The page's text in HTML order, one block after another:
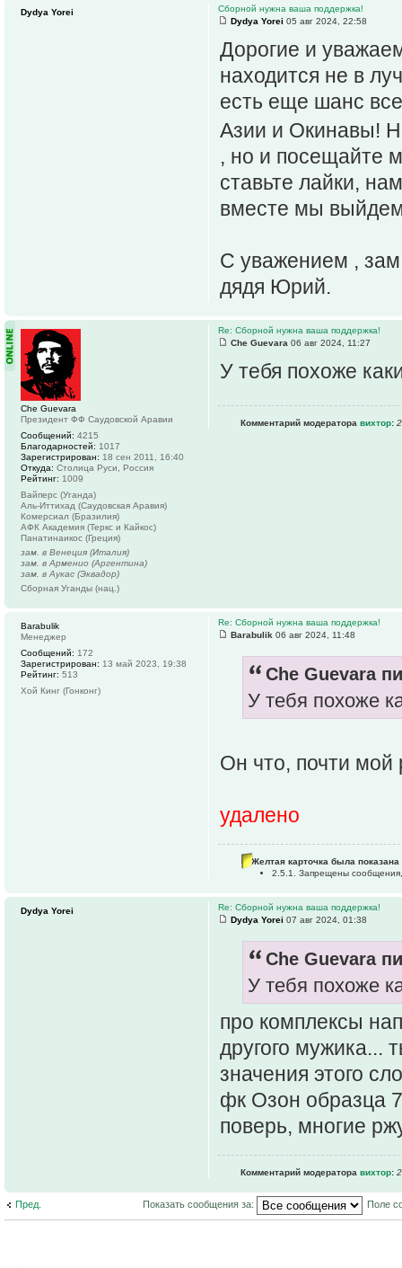
Сборной нужна ваша поддержка!
Dydya Yorei 05 авг 2024, 22:58
Дорогие и
находится не в
есть еще шанс
Азии и Окинавы!
, но и посещайте
ставьте лайки,
вместе мы
С уважением ,
дядя Юрий.
Dydya Yorei
Re: Сборной нужна ваша поддержка!
Che Guevara 06 авг 2024, 11:27
У тебя похоже
Комментарий модератора вихтор:
Che Guevara
Президент ФФ Саудовской Аравии
Сообщений: 4215
Благодарностей: 1017
Зарегистрирован: 18 сен 2011, 16:40
Откуда: Столица Руси, Россия
Рейтинг: 1009
Вайперс (Уганда)
Аль-Иттихад (Саудовская Аравия)
Комерсиал (Бразилия)
АФК Академия (Теркс и Кайкос)
Панатинаикос (Греция)
зам. в Венеция (Италия)
зам. в Арменио (Аргентина)
зам. в Аукас (Эквадор)
Сборная Уганды (нац.)
Re: Сборной нужна ваша поддержка!
Barabulik 06 авг 2024, 11:48
Che Guevara
У тебя похоже
Он что, почти мой
удалено
Желтая карточка была показана
2.5.1. Запрещены
Barabulik
Менеджер
Сообщений: 172
Зарегистрирован: 13 май 2023, 19:38
Рейтинг: 513
Хой Кинг (Гонконг)
Re: Сборной нужна ваша поддержка!
Dydya Yorei 07 авг 2024, 01:38
Che Guevara
У тебя похоже
про комплексы
другого мужика...
значения этого
фк Озон образца
поверь, многие
Комментарий модератора вихтор:
Dydya Yorei
Пред. Показать сообщения за: Поле